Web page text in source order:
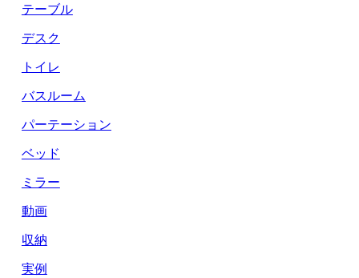
テーブル
デスク
トイレ
バスルーム
パーテーション
ベッド
ミラー
動画
収納
実例